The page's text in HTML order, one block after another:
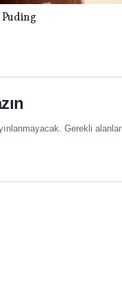
Gerekli alanlar